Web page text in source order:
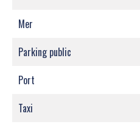
Mer
Parking public
Port
Taxi